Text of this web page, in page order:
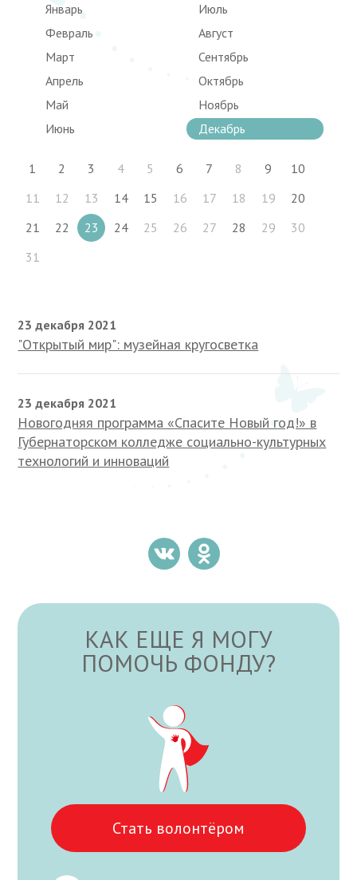
Январь
Февраль
Март
Апрель
Май
Июнь
Июль
Август
Сентябрь
Октябрь
Ноябрь
Декабрь
1 2 3 4 5 6 7 8 9
10
11
12 13 14 15 16 17 18 19
20
21
22 23 24 25 26 27 28 29
30
31
23 декабря 2021
"Открытый мир": музейная кругосветка
23 декабря 2021
Новогодняя программа «Спасите Новый год!» в
Губернаторском колледже социально-культурных
технологий и инноваций
КАК ЕЩЕ Я МОГУ
ПОМОЧЬ ФОНДУ?
Стать волонтёром